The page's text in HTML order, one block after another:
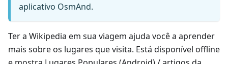
aplicativo OsmAnd.
Ter a Wikipedia em sua viagem ajuda você a aprender
mais sobre os lugares que visita. Está disponível offline